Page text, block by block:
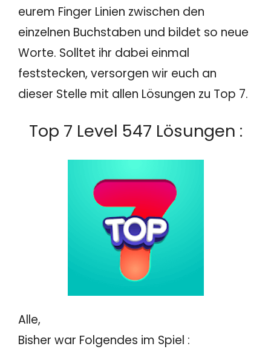
eurem Finger Linien zwischen den
einzelnen Buchstaben und bildet so neue
Worte. Solltet ihr dabei einmal
feststecken, versorgen wir euch an
dieser Stelle mit allen Lösungen zu Top 7.
Top 7 Level 547 Lösungen :
Alle,
Bisher war Folgendes im Spiel :